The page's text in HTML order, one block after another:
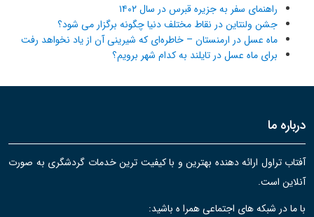
راهنمای سفر به جزیره قبرس در سال ۱۴۰۲
جشن ولنتاین در نقاط مختلف دنیا چگونه برگزار می شود؟
ماه عسل در ارمنستان – خاطره‌ای که شیرینی آن از یاد نخواهد رفت
برای ماه عسل در تایلند به کدام شهر برویم؟
درباره ما
آفتاب تراول ارائه دهنده بهترین و با کیفیت ترین خدمات گردشگری به صورت
آنلاین است.
با ما در شبکه های اجتماعی همرا ه باشید: